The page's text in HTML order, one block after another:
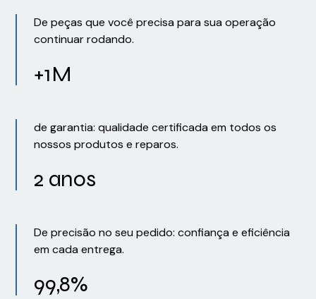
De peças que você precisa para sua operação
continuar rodando.
+1M
de garantia: qualidade certificada em todos os
nossos produtos e reparos.
2 anos
De precisão no seu pedido: confiança e eficiência
em cada entrega.
99,8%